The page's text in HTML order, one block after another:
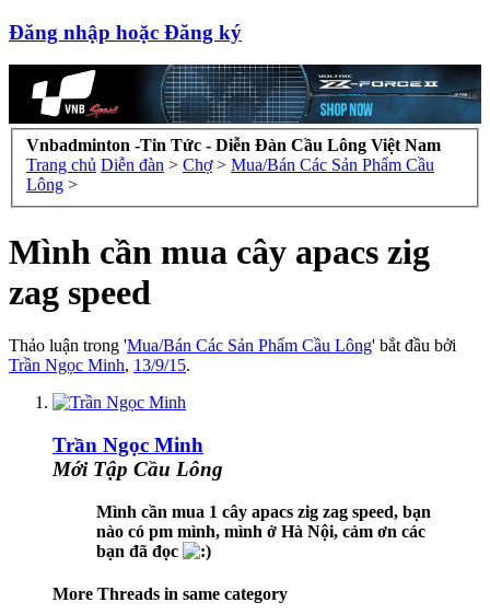
Đăng nhập hoặc Đăng ký
Vnbadminton -Tin Tức - Diễn Đàn Cầu Lông Việt Nam
Trang chủ Diễn đàn > Chợ > Mua/Bán Các Sản Phẩm Cầu
Lông >
Mình cần mua cây apacs zig
zag speed
Thảo luận trong 'Mua/Bán Các Sản Phẩm Cầu Lông' bắt đầu bởi
Trần Ngọc Minh, 13/9/15.
Trần Ngọc Minh
Mới Tập Cầu Lông
Mình cần mua 1 cây apacs zig zag speed, bạn
nào có pm mình, mình ở Hà Nội, cảm ơn các
bạn đã đọc
More Threads in same category